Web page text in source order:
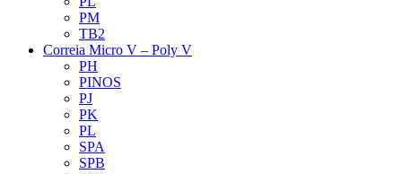
PM
TB2
Correia Micro V – Poly V
PH
PINOS
PJ
PK
PL
SPA
SPB